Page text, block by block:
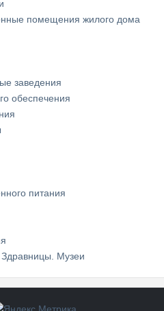
помещения жилого дома
заведения
обеспечения
питания
Музеи